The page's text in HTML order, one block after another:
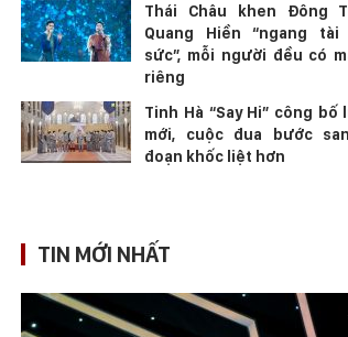
Thái Châu khen Đông
Quang Hiền “ngang tài
sức”, mỗi người đều có
riêng
Tinh Hà “Say Hi” công bố
mới, cuộc đua bước
đoạn khốc liệt hơn
TIN MỚI NHẤT